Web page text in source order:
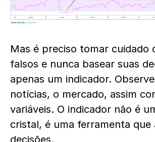
Mas é preciso tomar cuidado
falsos e nunca basear suas
apenas um indicador.
notícias, o mercado, assim
variáveis. O indicador não é
cristal, é uma ferramenta que